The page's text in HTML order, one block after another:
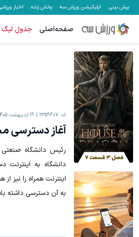
پیش بینی اپلیکیشن ورزش سه پخش زنده اخبار
صفحه‌اصلی جدول لیگ
کد: 2359607 19 اردیبهشت 1405 ساعت 08:53
آغاز دسترسی
دانشگاه به
اینترنت همراه را نیز
به آن دسترسی داشته
میدونستی میتونی از بالا رفتن
ثبت نام کنید